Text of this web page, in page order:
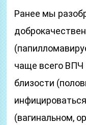
Ранее мы
чаще всего ВПЧ
близости
(вагинальном,